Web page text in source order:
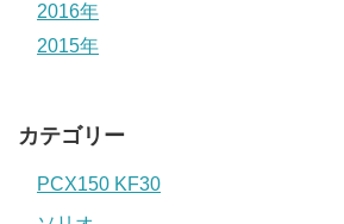
2016年
2015年
カテゴリー
PCX150 KF30